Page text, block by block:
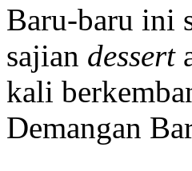
Baru-baru ini
sajian dessert
kali
Demangan